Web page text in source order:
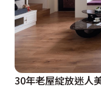
30年老屋綻放迷人